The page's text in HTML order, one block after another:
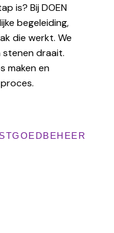
is? Bij DOEN
begeleiding,
die werkt. We
draait.
maken en